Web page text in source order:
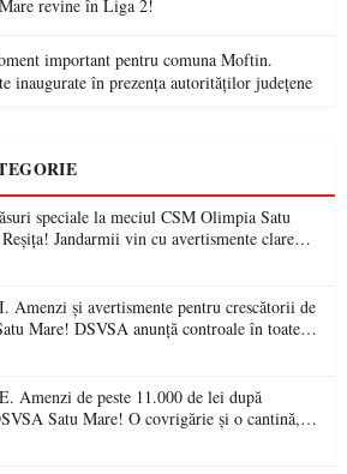
revine în Liga 2!
important pentru comuna Moftin.
inaugurate în prezența autorităților județene
speciale la meciul CSM Olimpia Satu
Jandarmii vin cu avertismente clare
Amenzi și avertismente pentru crescătorii de
Mare! DSVSA anunță controale în toate
face apel la respectarea legii
Amenzi de peste 11.000 de lei după
Satu Mare! O covrigărie și o cantină,
nereguli